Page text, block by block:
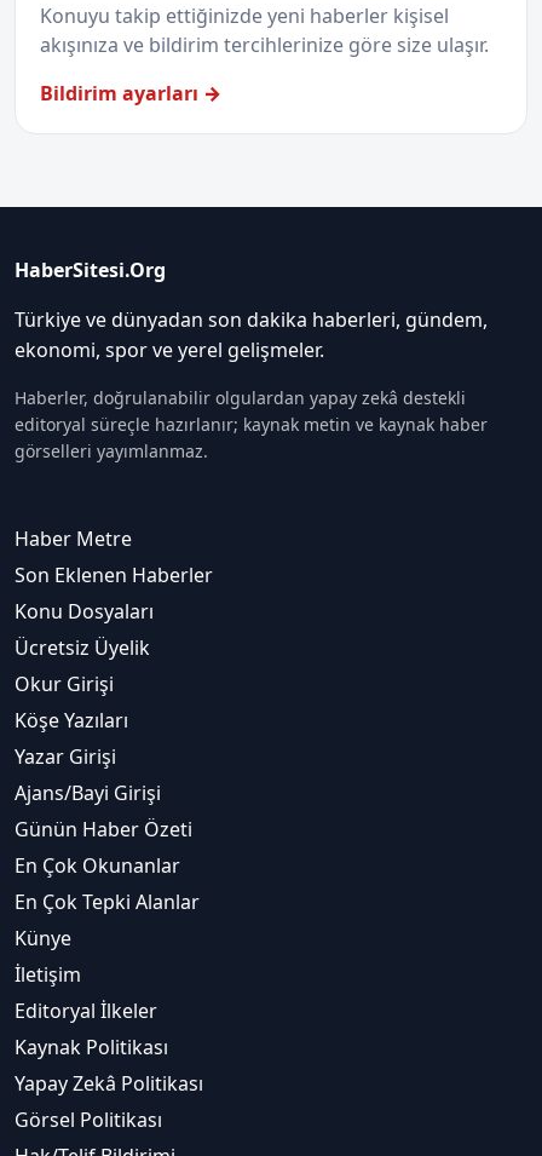
Konuyu takip ettiğinizde yeni haberler kişisel
akışınıza ve bildirim tercihlerinize göre size ulaşır.
Bildirim ayarları →
HaberSitesi.Org
Türkiye ve dünyadan son dakika haberleri, gündem,
ekonomi, spor ve yerel gelişmeler.
Haberler, doğrulanabilir olgulardan yapay zekâ destekli
editoryal süreçle hazırlanır; kaynak metin ve kaynak haber
görselleri yayımlanmaz.
Haber Metre
Son Eklenen Haberler
Konu Dosyaları
Ücretsiz Üyelik
Okur Girişi
Köşe Yazıları
Yazar Girişi
Ajans/Bayi Girişi
Günün Haber Özeti
En Çok Okunanlar
En Çok Tepki Alanlar
Künye
İletişim
Editoryal İlkeler
Kaynak Politikası
Yapay Zekâ Politikası
Görsel Politikası